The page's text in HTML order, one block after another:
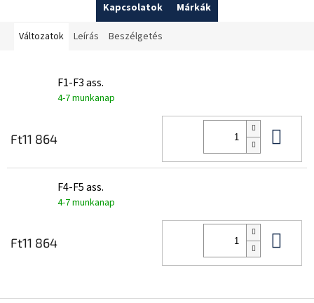
Kapcsolatok
Márkák
Változatok Leírás Beszélgetés
F1-F3 ass.
4-7 munkanap
Ft11 864
F4-F5 ass.
4-7 munkanap
Ft11 864